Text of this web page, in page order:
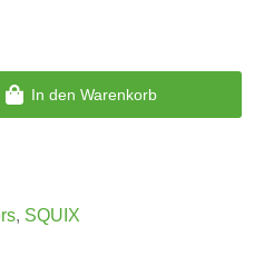
In den Warenkorb
, SQUIX